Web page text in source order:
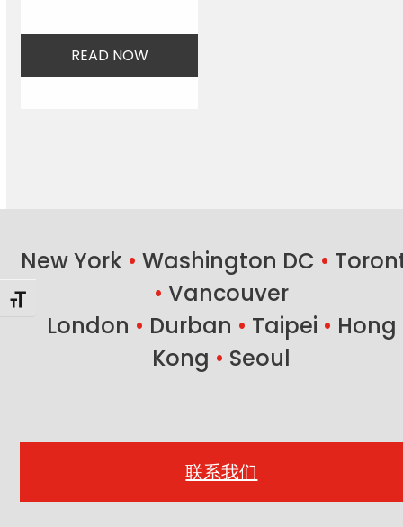
Toggle Font size
READ NOW
New York • Washington DC •
• Vancouver
London • Durban • Taipei • Hong
Kong • Seoul
联系我们